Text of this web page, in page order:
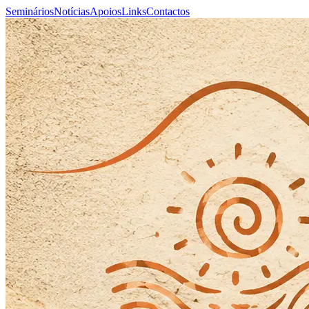
SemináriosNotíciasApoiosLinksContactos